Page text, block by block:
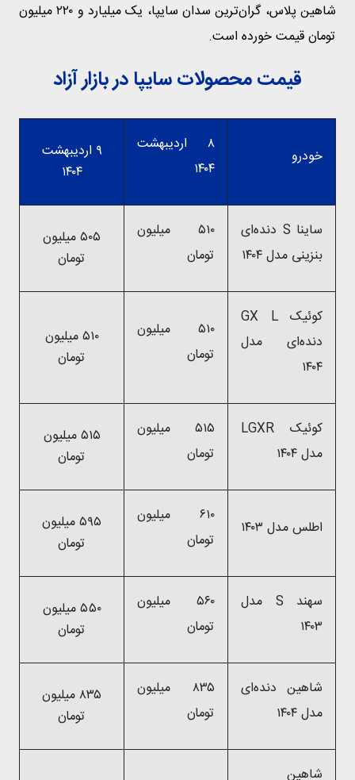
شاهین پلاس، گران‌ترین سدان سایپا، یک میلیارد و ۲۲۰ میلیون
تومان قیمت خورده است.
قیمت محصولات سایپا در بازار آزاد
خودرو
۸ اردیبهشت
۱۴۰۴
۹ اردیبهشت
۱۴۰۴
ساینا S دنده‌ای
بنزینی مدل ۱۴۰۴
۵۱۰ میلیون
تومان
۵۰۵ میلیون
تومان
کوئیک GX L
دنده‌ای مدل
۱۴۰۴
۵۱۰ میلیون
تومان
۵۱۰ میلیون
تومان
کوئیک LGXR
مدل ۱۴۰۴
۵۱۵ میلیون
تومان
۵۱۵ میلیون
تومان
اطلس مدل ۱۴۰۳
۶۱۰ میلیون
تومان
۵۹۵ میلیون
تومان
سهند S مدل
۱۴۰۳
۵۶۰ میلیون
تومان
۵۵۰ میلیون
تومان
شاهین دنده‌ای
مدل ۱۴۰۴
۸۳۵ میلیون
تومان
۸۳۵ میلیون
تومان
شاهین